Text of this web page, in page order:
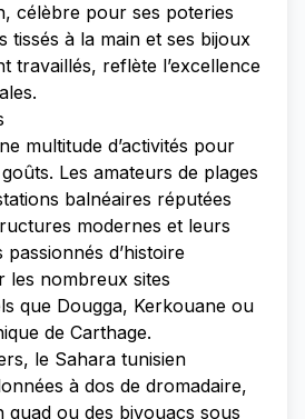
célèbre pour ses poteries
tissés à la main et ses bijoux
travaillés, reflète l’excellence
multitude d’activités pour
Les amateurs de plages
balnéaires réputées
modernes et leurs
passionnés d’histoire
nombreux sites
que Dougga, Kerkouane ou
de Carthage.
le Sahara tunisien
à dos de dromadaire,
quad ou des bivouacs sous